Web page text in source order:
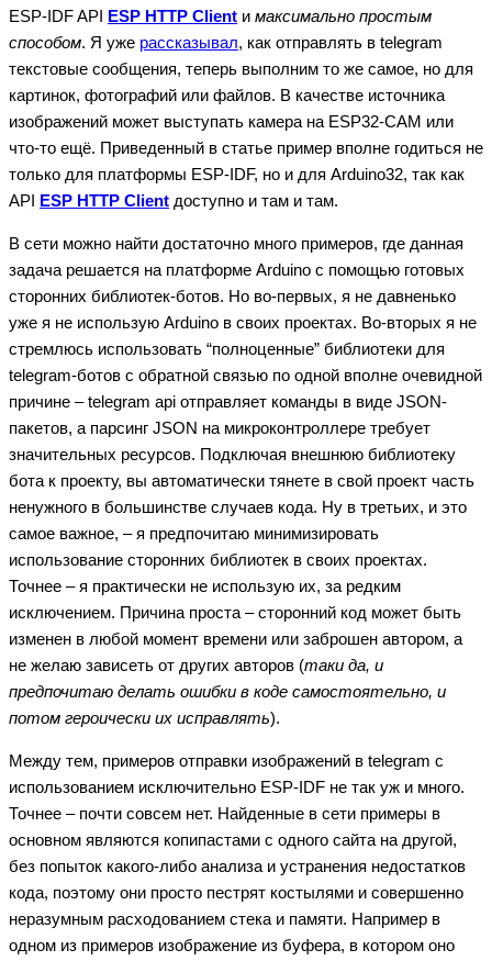
ESP-IDF API ESP HTTP Client и максимально простым
способом. Я уже рассказывал, как отправлять в telegram
текстовые сообщения, теперь выполним то же самое, но для
картинок, фотографий или файлов. В качестве источника
изображений может выступать камера на ESP32-CAM или
что-то ещё. Приведенный в статье пример вполне годиться не
только для платформы ESP-IDF, но и для Arduino32, так как
API ESP HTTP Client доступно и там и там.
В сети можно найти достаточно много примеров, где данная
задача решается на платформе Arduino с помощью готовых
сторонних библиотек-ботов. Но во-первых, я не давненько
уже я не использую Arduino в своих проектах. Во-вторых я не
стремлюсь использовать “полноценные” библиотеки для
telegram-ботов с обратной связью по одной вполне очевидной
причине – telegram api отправляет команды в виде JSON-
пакетов, а парсинг JSON на микроконтроллере требует
значительных ресурсов. Подключая внешнюю библиотеку
бота к проекту, вы автоматически тянете в свой проект часть
ненужного в большинстве случаев кода. Ну в третьих, и это
самое важное, – я предпочитаю минимизировать
использование сторонних библиотек в своих проектах.
Точнее – я практически не использую их, за редким
исключением. Причина проста – сторонний код может быть
изменен в любой момент времени или заброшен автором, а
не желаю зависеть от других авторов (таки да, и
предпочитаю делать ошибки в коде самостоятельно, и
потом героически их исправлять).
Между тем, примеров отправки изображений в telegram с
использованием исключительно ESP-IDF не так уж и много.
Точнее – почти совсем нет. Найденные в сети примеры в
основном являются копипастами с одного сайта на другой,
без попыток какого-либо анализа и устранения недостатков
кода, поэтому они просто пестрят костылями и совершенно
неразумным расходованием стека и памяти. Например в
одном из примеров изображение из буфера, в котором оно